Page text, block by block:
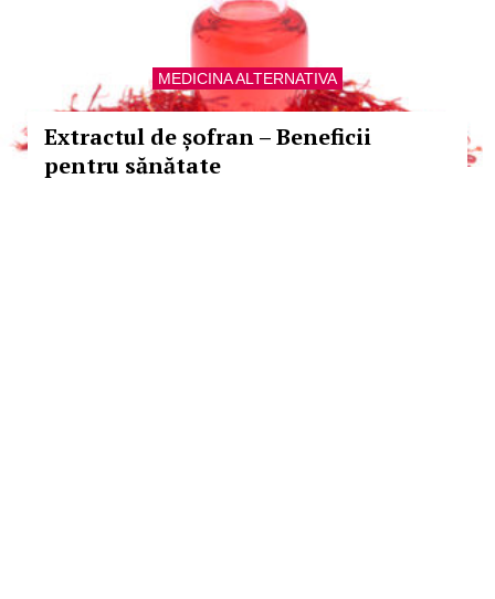
MEDICINA ALTERNATIVA
Extractul de șofran – Beneficii
pentru sănătate